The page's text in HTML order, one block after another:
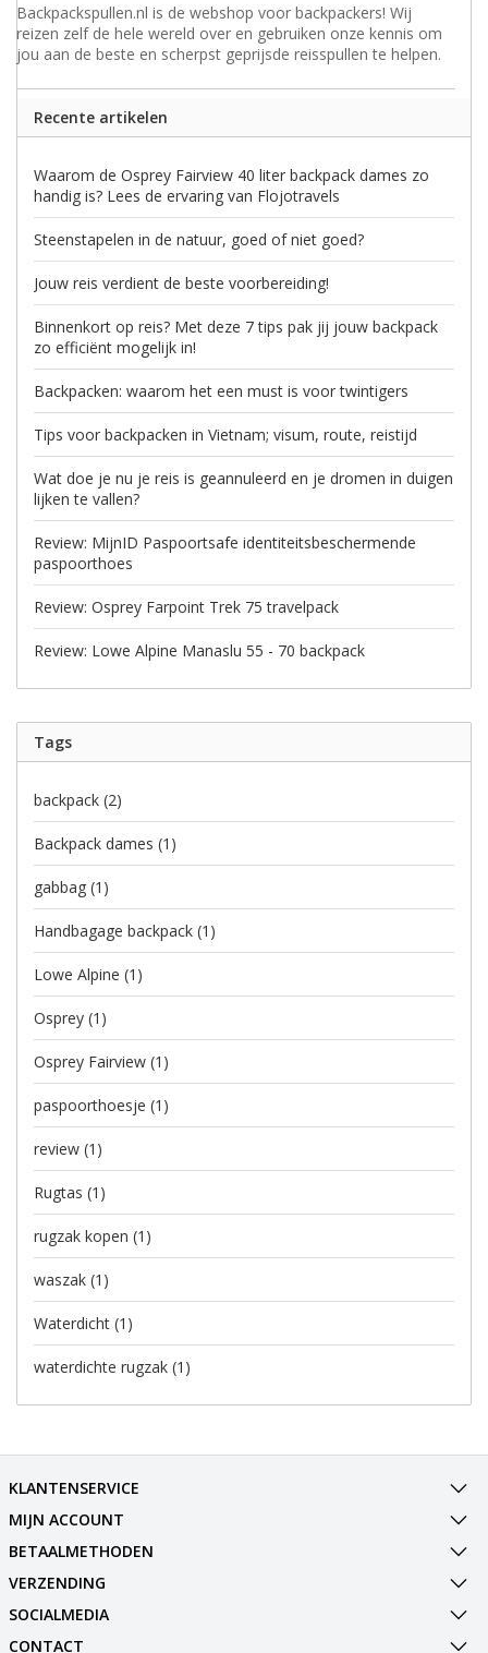
Backpackspullen.nl is de webshop voor backpackers! Wij
reizen zelf de hele wereld over en gebruiken onze kennis om
jou aan de beste en scherpst geprijsde reisspullen te helpen.
Recente artikelen
Waarom de Osprey Fairview 40 liter backpack dames zo
handig is? Lees de ervaring van Flojotravels
Steenstapelen in de natuur, goed of niet goed?
Jouw reis verdient de beste voorbereiding!
Binnenkort op reis? Met deze 7 tips pak jij jouw backpack
zo efficiënt mogelijk in!
Backpacken: waarom het een must is voor twintigers
Tips voor backpacken in Vietnam; visum, route, reistijd
Wat doe je nu je reis is geannuleerd en je dromen in duigen
lijken te vallen?
Review: MijnID Paspoortsafe identiteitsbeschermende
paspoorthoes
Review: Osprey Farpoint Trek 75 travelpack
Review: Lowe Alpine Manaslu 55 - 70 backpack
Tags
backpack (2)
Backpack dames (1)
gabbag (1)
Handbagage backpack (1)
Lowe Alpine (1)
Osprey (1)
Osprey Fairview (1)
paspoorthoesje (1)
review (1)
Rugtas (1)
rugzak kopen (1)
waszak (1)
Waterdicht (1)
waterdichte rugzak (1)
KLANTENSERVICE
MIJN ACCOUNT
BETAALMETHODEN
VERZENDING
SOCIALMEDIA
CONTACT